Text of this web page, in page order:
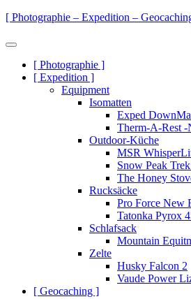
Zum
springen
[ Photographie – Expedition –
Menü
Primäre
Navigation
[ Photographie ]
[ Expedition ]
Equipment
Isomatten
Exped
Therm-A-Rest -
Outdoor-Küche
MSR
Snow Peak
The Honey
Rucksäcke
Pro Force New
Tatonka Pyrox
Schlafsack
Mountain
Zelte
Husky Falcon 2
Vaude Power
[ Geocaching ]